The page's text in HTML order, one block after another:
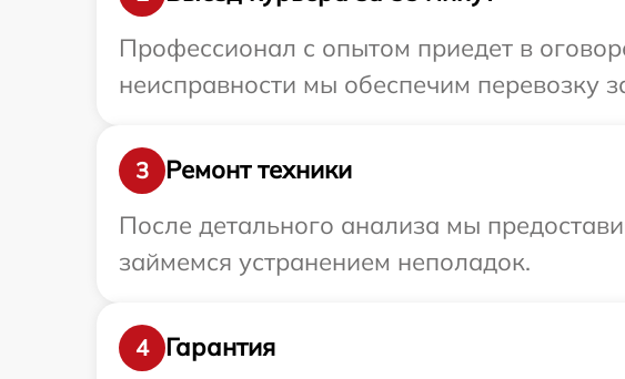
Профессионал с опытом приедет в
неисправности мы обеспечим перевозку
3
Ремонт техники
После детального анализа мы
займемся устранением неполадок.
4
Гарантия